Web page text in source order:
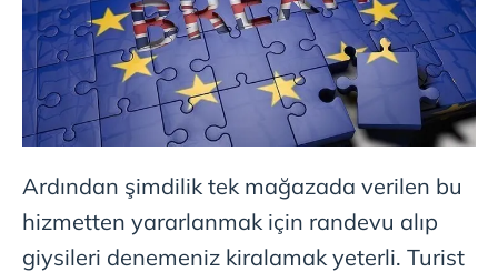
Ardından şimdilik tek mağazada verilen bu
hizmetten yararlanmak için randevu alıp
giysileri denemeniz kiralamak yeterli. Turist